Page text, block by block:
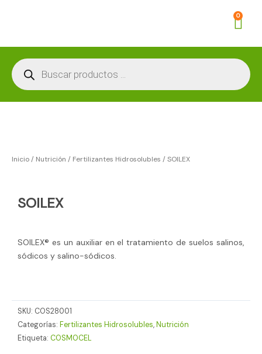
0
Búsqueda
de
productos
Inicio/ Nutrición / Fertilizantes Hidrosolubles / SOILEX
SOILEX
SOILEX® es un auxiliar en el tratamiento de suelos salinos,
sódicos y salino-sódicos.
SKU: COS28001
Categorías: Fertilizantes Hidrosolubles, Nutrición
Etiqueta: COSMOCEL